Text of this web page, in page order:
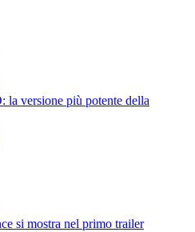
la versione più potente della
si mostra nel primo trailer